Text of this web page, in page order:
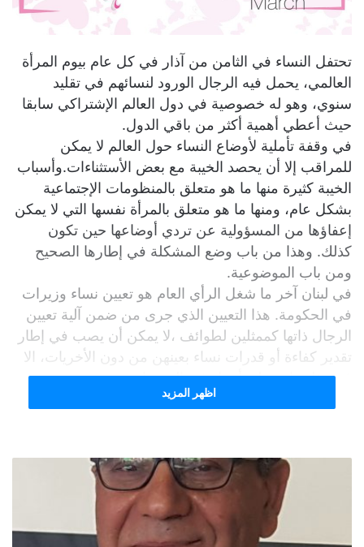
تحتفل النساء في الثامن من آذار في كل عام بيوم المرأة
العالمي، يحمل فيه الرجال الورود لنسائهم في تقليد
سنوي، وهو له خصوصية في دول العالم الإشتراكي سابقا
حيث أعطي أهمية أكثر من باقي الدول.
في وقفة تأملية لأوضاع النساء حول العالم لا يمكن
للمراقب إلا أن يحصد الخيبة مع بعض الأستثناءات.وأسباب
الخيبة كثيرة منها ما هو متعلق بالمنظومات الإجتماعية
بشكل عام، ومنها ما هو متعلق بالمرأة نفسها التي لا يمكن
إعفاؤها من المسؤولية عن تردي أوضاعها حين تكون
كذلك. وهذا من باب وضع المشكلة في إطارها الصحيح
ومن باب الموضوعية.
في لبنان آخر ما شغل الرأي العام هو تعيين نساء وزيرات
في الحكومة. هذا التعيين الذي جرى من ضمن آلية تعيين
الرجال ذاتها كممثلين لطوائف ،لا يمكن أن يصب في إطار
تقدير كفاءة أو قدرات نساء بعينهن من دون الأخريات، الا
في مثل واحد ولن أدخل في التسميات.
هذا النظام الطائفي البليد يقصي أصحاب الكفاءات عن
بوصفه إنجازا للحكومة وللعهد، فيما هو يهدف لتحسين
صورة الزعيم في داخل طائفته بوصفه داعما لوصول
المرأة الى مراكز القرار.
النسوية الحقيقية لا تدعم وصول إمرأة الى السلطة لكونها
اظهر المزيد